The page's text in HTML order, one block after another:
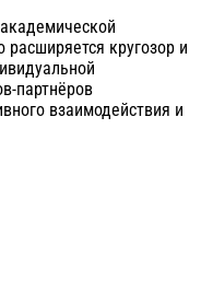
расширяется кругозор и
партнёров
взаимодействия и